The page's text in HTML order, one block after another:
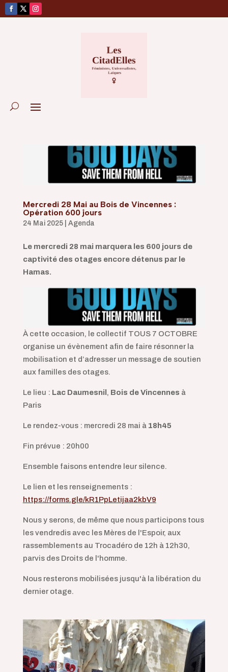
Mercredi 28 Mai au Bois de Vincennes :
Opération 600 jours
24 Mai 2025| Agenda
Le mercredi 28 mai marquera les 600 jours de
captivité des otages encore détenus par le
Hamas.
À cette occasion, le collectif TOUS 7 OCTOBRE
organise un évènement afin de faire résonner la
mobilisation et d’adresser un message de soutien
aux familles des otages.
Le lieu : Lac Daumesnil , Bois de Vincennes à
Paris
Le rendez-vous : mercredi 28 mai à 18h45
Fin prévue : 20h00
Ensemble faisons entendre leur silence.
Le lien et les renseignements :
https://forms.gle/kR1PpLetijaa2kbV9
Nous y serons, de même que nous participons tous
les vendredis avec les Mères de l'Espoir, aux
rassemblements au Trocadéro de 12h à 12h30,
parvis des Droits de l'homme.
Nous resterons mobilisées jusqu'à la libération du
dernier otage.